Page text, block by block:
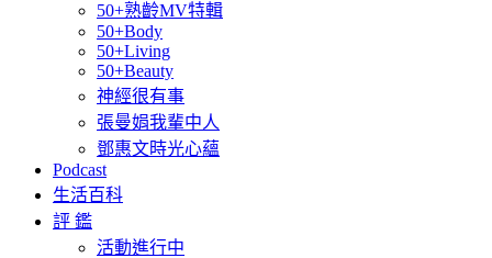
50+熟齡MV特輯
50+Body
50+Living
50+Beauty
神經很有事
張曼娟我輩中人
鄧惠文時光心蘊
Podcast
生活百科
評 鑑
活動進行中